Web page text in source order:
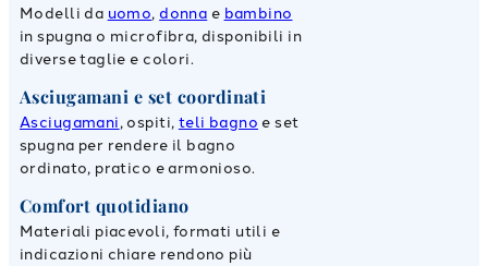
Modelli da uomo,donna e bambino
in spugna o microfibra, disponibili in
diverse taglie e colori.
Asciugamani e set coordinati
Asciugamani, ospiti, teli bagno e set
spugna per rendere il bagno
ordinato, pratico e armonioso.
Comfort quotidiano
Materiali piacevoli, formati utili e
indicazioni chiare rendono più